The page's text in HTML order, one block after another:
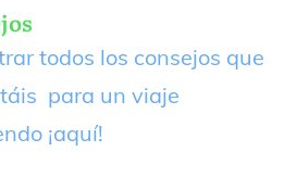
todos los consejos que
para un viaje
¡aquí!